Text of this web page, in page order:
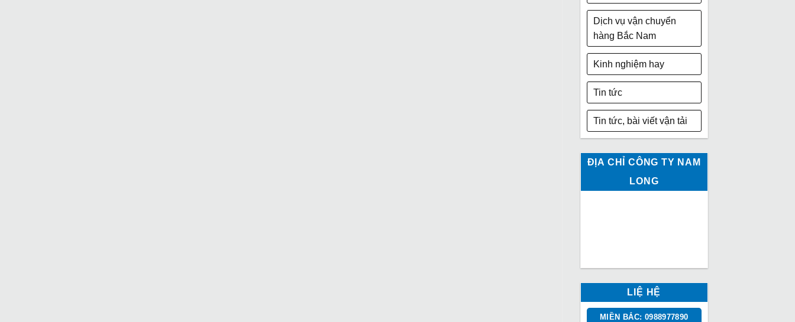
Dịch vụ vận chuyển
hàng Bắc Nam
Kinh nghiệm hay
Tin tức
Tin tức, bài viết vận tải
ĐỊA CHỈ CÔNG TY NAM
LONG
LIỆ HỆ
MIỀN BẮC: 0988977890